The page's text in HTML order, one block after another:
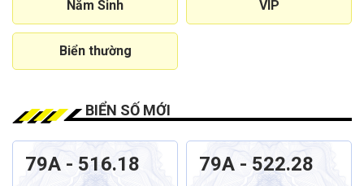
Năm Sinh VIP
Biển thường
BIỂN SỐ MỚI
79A - 516.18 79A - 522.28